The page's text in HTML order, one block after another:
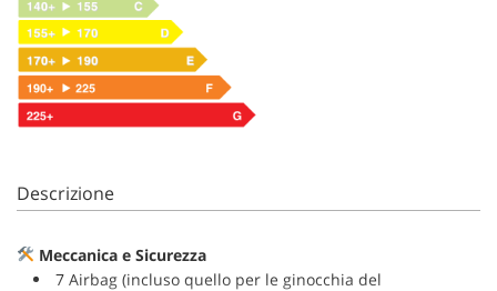
Descrizione
Meccanica e Sicurezza
7 Airbag (incluso quello per le ginocchia del